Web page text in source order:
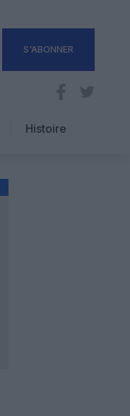
S'ABONNER
Histoire